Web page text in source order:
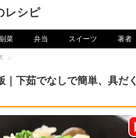
レシピ
菜 弁当 スイーツ 著者
>
｜下茹でなしで簡単、具だ
チャンネル登録をお願いします！⇒